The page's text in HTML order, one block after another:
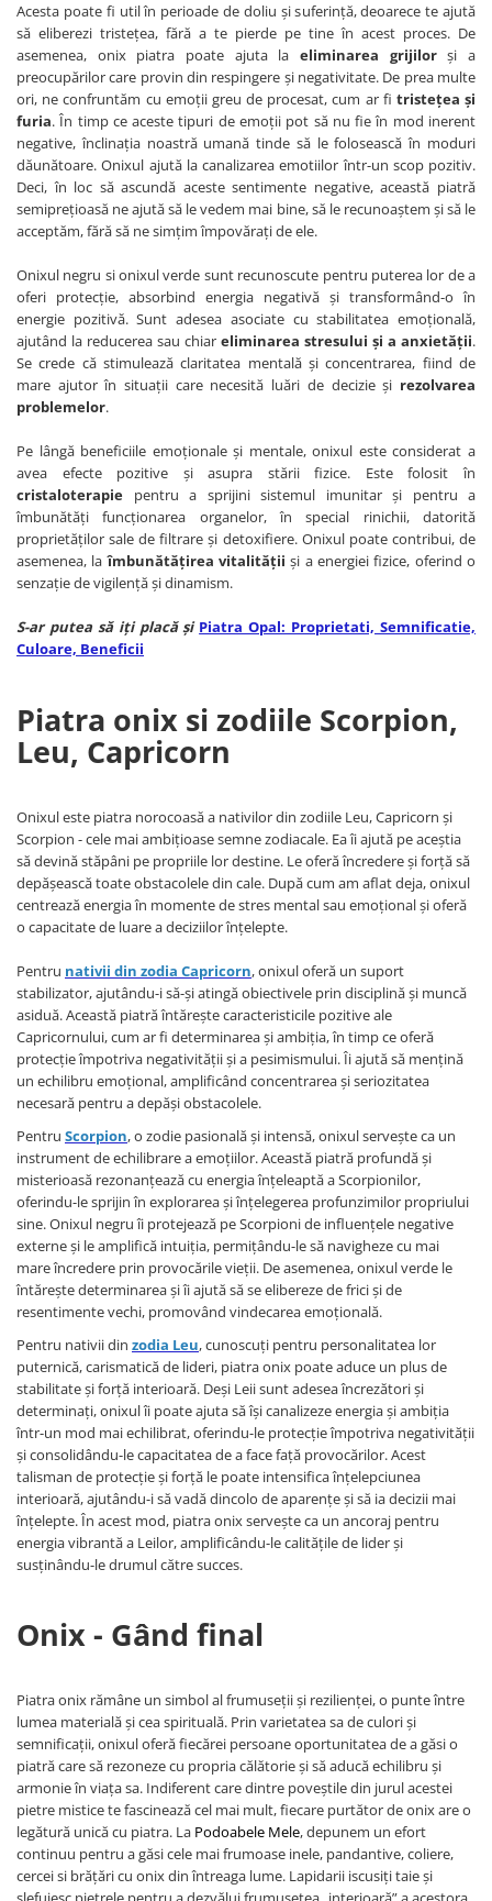
Acesta poate fi util în perioade de doliu și suferință, deoarece te ajută
să eliberezi tristețea, fără a te pierde pe tine în acest proces. De
asemenea, onix piatra poate ajuta la eliminarea grijilorși a
preocupărilor care provin din respingere și negativitate. De prea multe
ori, ne confruntăm cu emoții greu de procesat, cum ar fi tristețea și
furia. În timp ce aceste tipuri de emoții pot să nu fie în mod inerent
negative, înclinația noastră umană tinde să le folosească în moduri
dăunătoare. Onixul ajută la canalizarea emotiilor într-un scop pozitiv.
Deci, în loc să ascundă aceste sentimente negative, această piatră
semiprețioasă ne ajută să le vedem mai bine, să le recunoaștem și să le
acceptăm, fără să ne simțim împovărați de ele.
Onixul negru si onixul verde sunt recunoscute pentru puterea lor de a
oferi protecție, absorbind energia negativă și transformând-o în
energie pozitivă. Sunt adesea asociate cu stabilitatea emoțională,
ajutând la reducerea sau chiar eliminarea stresului și a anxietății.
Se crede că stimulează claritatea mentală și concentrarea, fiind de
mare ajutor în situații care necesită luări de decizie și rezolvarea
problemelor.
Pe lângă beneficiile emoționale și mentale, onixul este considerat a
avea efecte pozitive și asupra stării fizice. Este folosit în
cristaloterapie pentru a sprijini sistemul imunitar și pentru a
îmbunătăți funcționarea organelor, în special rinichii, datorită
proprietăților sale de filtrare și detoxifiere. Onixul poate contribui, de
asemenea, laîmbunătățirea vitalității și a energiei fizice, oferind o
senzație de vigilență și dinamism.
S-ar putea să iți placă și Piatra Opal: Proprietati, Semnificatie,
Culoare, Beneficii
Piatra onix si zodiile Scorpion,
Leu, Capricorn
Onixul este piatra norocoasă a nativilor din zodiile Leu, Capricorn și
Scorpion - cele mai ambițioase semne zodiacale. Ea îi ajută pe aceștia
să devină stăpâni pe propriile lor destine. Le oferă încredere și forță să
depășească toate obstacolele din cale. După cum am aflat deja, onixul
centrează energia în momente de stres mental sau emoțional și oferă
o capacitate de luare a deciziilor înțelepte.
Pentru nativii din zodia Capricorn, onixul oferă un suport
stabilizator, ajutându-i să-și atingă obiectivele prin disciplină și muncă
asiduă. Această piatră întărește caracteristicile pozitive ale
Capricornului, cum ar fi determinarea și ambiția, în timp ce oferă
protecție împotriva negativității și a pesimismului. Îi ajută să mențină
un echilibru emoțional, amplificând concentrarea și seriozitatea
necesară pentru a depăși obstacolele.
Pentru Scorpion, o zodie pasională și intensă, onixul servește ca un
instrument de echilibrare a emoțiilor. Această piatră profundă și
misterioasă rezonanțează cu energia înțeleaptă a Scorpionilor,
oferindu-le sprijin în explorarea și înțelegerea profunzimilor propriului
sine. Onixul negru îi protejează pe Scorpioni de influențele negative
externe și le amplifică intuiția, permițându-le să navigheze cu mai
mare încredere prin provocările vieții. De asemenea, onixul verde le
întărește determinarea și îi ajută să se elibereze de frici și de
resentimente vechi, promovând vindecarea emoțională.
Pentru nativii din zodia Leu, cunoscuți pentru personalitatea lor
puternică, carismatică de lideri, piatra onix poate aduce un plus de
stabilitate și forță interioară. Deși Leii sunt adesea încrezători și
determinați, onixul îi poate ajuta să își canalizeze energia și ambiția
într-un mod mai echilibrat, oferindu-le protecție împotriva negativității
și consolidându-le capacitatea de a face față provocărilor. Acest
talisman de protecție și forță le poate intensifica înțelepciunea
interioară, ajutându-i să vadă dincolo de aparențe și să ia decizii mai
înțelepte. În acest mod, piatra onix servește ca un ancoraj pentru
energia vibrantă a Leilor, amplificându-le calitățile de lider și
susținându-le drumul către succes.
Onix - Gând final
Piatra onix rămâne un simbol al frumuseții și rezilienței, o punte între
lumea materială și cea spirituală. Prin varietatea sa de culori și
semnificații, onixul oferă fiecărei persoane oportunitatea de a găsi o
piatră care să rezoneze cu propria călătorie și să aducă echilibru și
armonie în viața sa. Indiferent care dintre poveștile din jurul acestei
pietre mistice te fascinează cel mai mult, fiecare purtător de onix are o
legătură unică cu piatra. La Podoabele Mele, depunem un efort
continuu pentru a găsi cele mai frumoase inele, pandantive, coliere,
cercei si brățări cu onix din întreaga lume. Lapidarii iscusiți taie și